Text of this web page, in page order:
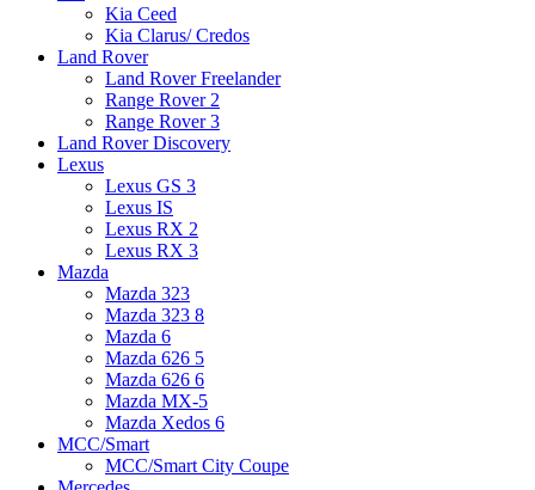
Kia Ceed
Kia Clarus/ Credos
Land Rover
Land Rover Freelander
Range Rover 2
Range Rover 3
Land Rover Discovery
Lexus
Lexus GS 3
Lexus IS
Lexus RX 2
Lexus RX 3
Mazda
Mazda 323
Mazda 323 8
Mazda 6
Mazda 626 5
Mazda 626 6
Mazda MX-5
Mazda Xedos 6
MCC/Smart
MCC/Smart City Coupe